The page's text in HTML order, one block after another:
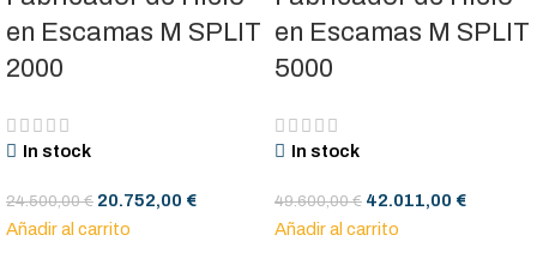
en Escamas M SPLIT
2000
In stock
24.500,00€ 20.752,00 €
Añadir al carrito
en Escamas M SPLIT
5000
In stock
49.600,00€ 42.011,00 €
Añadir al carrito